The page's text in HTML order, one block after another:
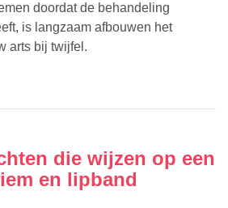
doordat de behandeling
is langzaam afbouwen het
arts bij twijfel.
die wijzen op een
en lipband